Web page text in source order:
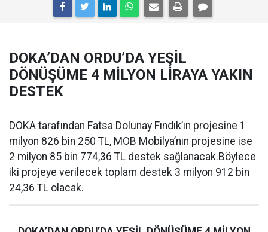
DOKA’DAN ORDU’DA YEŞİL
DÖNÜŞÜME 4 MİLYON LİRAYA YAKIN
DESTEK
DOKA tarafından Fatsa Dolunay Fındık’ın projesine 1
milyon 826 bin 250 TL, MOB Mobilya’nın projesine ise
2 milyon 85 bin 774,36 TL destek sağlanacak.Böylece
iki projeye verilecek toplam destek 3 milyon 912 bin
24,36 TL olacak.